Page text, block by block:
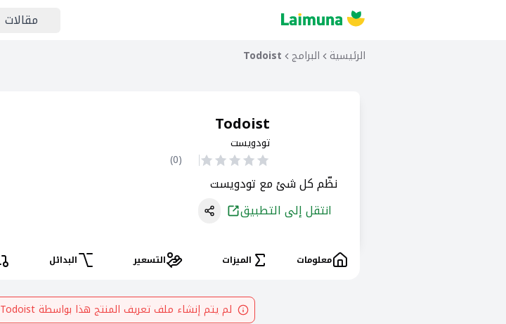
مقالات
الرئيسية البرامج Todoist
Todoist
تودويست
(
0
)
نظّم كل شئ مع تودويست
انتقل إلى التطبيق
معلومات الميزات التسعير البدائل
لم يتم إنشاء ملف تعريف المنتج هذا بواسطةTodoist